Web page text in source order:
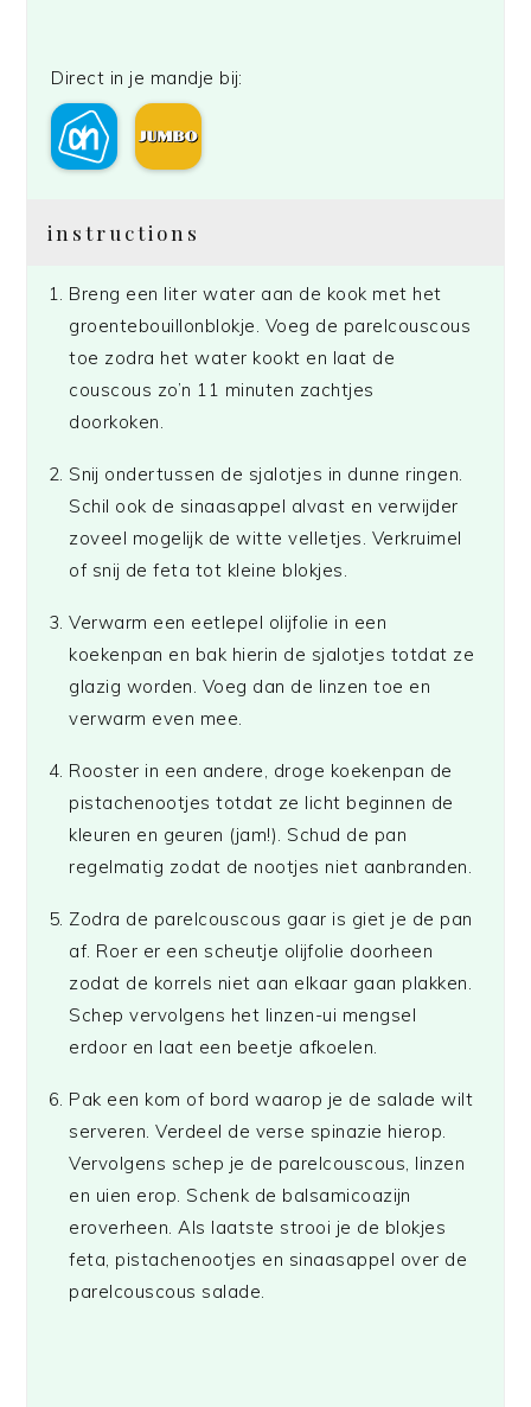
Direct in je mandje bij:
instructions
Breng een liter water aan de kook met het
groentebouillonblokje. Voeg de parelcouscous
toe zodra het water kookt en laat de
couscous zo’n 11 minuten zachtjes
doorkoken.
Snij ondertussen de sjalotjes in dunne ringen.
Schil ook de sinaasappel alvast en verwijder
zoveel mogelijk de witte velletjes. Verkruimel
of snij de feta tot kleine blokjes.
Verwarm een eetlepel olijfolie in een
koekenpan en bak hierin de sjalotjes totdat ze
glazig worden. Voeg dan de linzen toe en
verwarm even mee.
Rooster in een andere, droge koekenpan de
pistachenootjes totdat ze licht beginnen de
kleuren en geuren (jam!). Schud de pan
regelmatig zodat de nootjes niet aanbranden.
Zodra de parelcouscous gaar is giet je de pan
af. Roer er een scheutje olijfolie doorheen
zodat de korrels niet aan elkaar gaan plakken.
Schep vervolgens het linzen-ui mengsel
erdoor en laat een beetje afkoelen.
Pak een kom of bord waarop je de salade wilt
serveren. Verdeel de verse spinazie hierop.
Vervolgens schep je de parelcouscous, linzen
en uien erop. Schenk de balsamicoazijn
eroverheen. Als laatste strooi je de blokjes
feta, pistachenootjes en sinaasappel over de
parelcouscous salade.